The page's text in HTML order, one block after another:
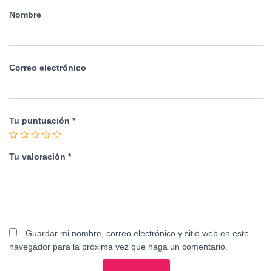
Nombre
Correo electrónico
Tu puntuación *
Tu valoración *
Guardar mi nombre, correo electrónico y sitio web en este
navegador para la próxima vez que haga un comentario.